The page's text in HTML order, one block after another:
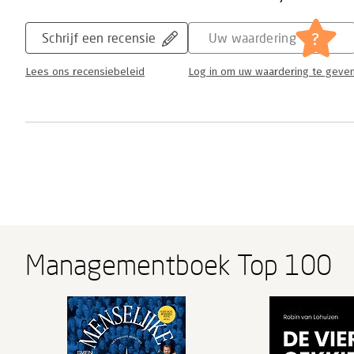
Schrijf een recensie
Lees ons recensiebeleid
Uw waardering ?
Log in om uw waardering te
Managementboek Top 100